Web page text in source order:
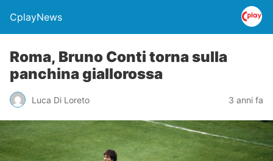
CplayNews
Roma, Bruno Conti torna sulla
panchina giallorossa
Luca Di Loreto 3 anni fa